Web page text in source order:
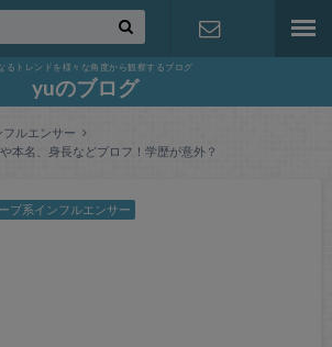
るトレンドを様々な角度から観察するブログ
yuのブログ
ルエンサー
本名、身長などプロフ！学歴が意外？
プ系インフルエンサー